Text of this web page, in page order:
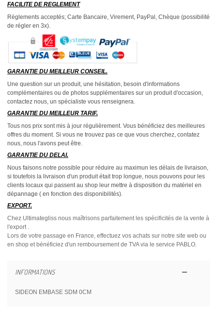
FACILITE DE REGLEMENT
Règlements acceptés; Carte Bancaire, Virement, PayPal, Chèque (possibilité
de régler en 3x).
GARANTIE DU MEILLEUR CONSEIL.
Une question sur un produit, une hésitation, besoin d'informations
complémentaires ou de photos supplémentaires sur un produit d'occasion,
contactez nous, un spécialiste vous renseignera.
GARANTIE DU MEILLEUR TARIF.
Tous nos prix sont mis à jour régulièrement. Vous bénéficiez des meilleures
offres du moment. Si vous ne trouvez pas ce que vous cherchez, contatez
nous, nous l'avons peut être.
GARANTIE DU DELAI.
Nous faisons notre possible pour réduire au maximun les délais de livraison,
si toutefois la livraison d'un produit était trop longue, nous pouvons pour les
clients locaux qui passent au shop leur mettre à disposition du matériel en
dépannage ( en fonction des disponibilités).
EXPORT.
Chez Ultimategliss nous maîtrisons parfaitement les spécificités de la vente à
l'export .
Lors de votre passage en France, effectuez vos achats sur notre site web ou
en shop et bénéficiez d'un remboursement de TVA via le service PABLO.
INFORMATIONS
SIDEON EMBASE SDM 0CM